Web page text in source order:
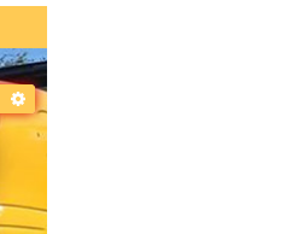
RechercherRecherche avancée